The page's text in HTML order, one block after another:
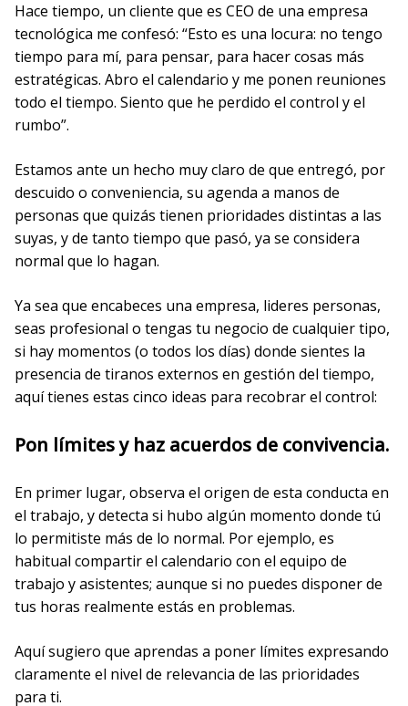
Hace tiempo, un cliente que es CEO de una empresa
tecnológica me confesó: “Esto es una locura: no tengo
tiempo para mí, para pensar, para hacer cosas más
estratégicas. Abro el calendario y me ponen reuniones
todo el tiempo. Siento que he perdido el control y el
rumbo”.
Estamos ante un hecho muy claro de que entregó, por
descuido o conveniencia, su agenda a manos de
personas que quizás tienen prioridades distintas a las
suyas, y de tanto tiempo que pasó, ya se considera
normal que lo hagan.
Ya sea que encabeces una empresa, lideres personas,
seas profesional o tengas tu negocio de cualquier tipo,
si hay momentos (o todos los días) donde sientes la
presencia de tiranos externos en gestión del tiempo,
aquí tienes estas cinco ideas para recobrar el control:
Pon límites y haz acuerdos de convivencia.
En primer lugar, observa el origen de esta conducta en
el trabajo, y detecta si hubo algún momento donde tú
lo permitiste más de lo normal. Por ejemplo, es
habitual compartir el calendario con el equipo de
trabajo y asistentes; aunque si no puedes disponer de
tus horas realmente estás en problemas.
Aquí sugiero que aprendas a poner límites expresando
claramente el nivel de relevancia de las prioridades
para ti.